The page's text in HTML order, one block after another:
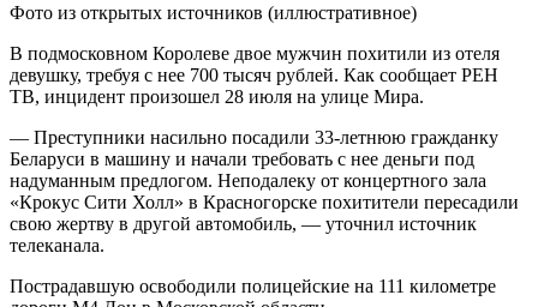
Фото из открытых источников (иллюстративное)
В подмосковном Королеве двое мужчин похитили из отеля
девушку, требуя с нее 700 тысяч рублей. Как сообщает РЕН
ТВ, инцидент произошел 28 июля на улице Мира.
— Преступники насильно посадили 33-летнюю гражданку
Беларуси в машину и начали требовать с нее деньги под
надуманным предлогом. Неподалеку от концертного зала
«Крокус Сити Холл» в Красногорске похитители пересадили
свою жертву в другой автомобиль, — уточнил источник
телеканала.
Пострадавшую освободили полицейские на 111 километре